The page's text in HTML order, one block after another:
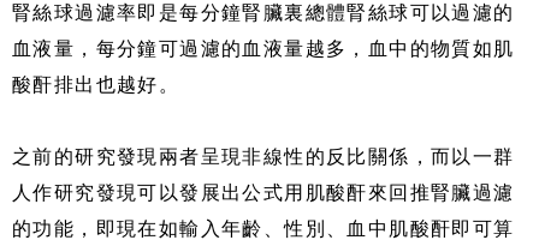
腎絲球過濾率即是每分鐘腎臟裏總體腎絲球可以過濾的
血液量，每分鐘可過濾的血液量越多，血中的物質如肌
酸酐排出也越好。
之前的研究發現兩者呈現非線性的反比關係，而以一群
人作研究發現可以發展出公式用肌酸酐來回推腎臟過濾
的功能，即現在如輸入年齡、性別、血中肌酸酐即可算